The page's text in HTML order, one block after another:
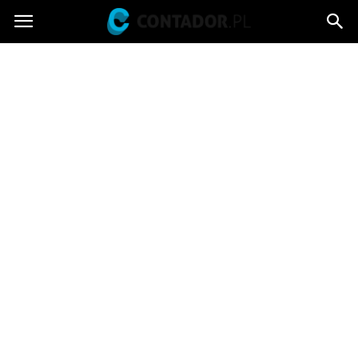
Contador.pl